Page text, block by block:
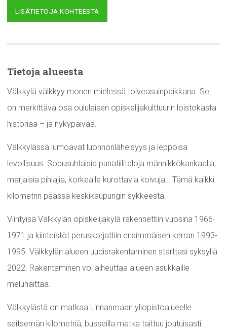
LISÄTIETOJA KOHTEESTA
Tietoja alueesta
Välkkylä välkkyy monen mielessä toiveasuinpaikkana. Se
on merkittävä osa oululaisen opiskelijakulttuurin loistokasta
historiaa – ja nykypäivää.
Välkkylässä lumoavat luonnonläheisyys ja leppoisa
levollisuus. Sopusuhtaisia punatiilitaloja männikkökankaalla,
marjaisia pihlajia, korkealle kurottavia koivuja… Tämä kaikki
kilometrin päässä keskikaupungin sykkeestä.
Viihtyisä Välkkylän opiskelijakylä rakennettiin vuosina 1966-
1971 ja kiinteistöt peruskorjattiin ensimmäisen kerran 1993-
1995. Välkkylän alueen uudisrakentaminen starttasi syksyllä
2022. Rakentaminen voi aiheuttaa alueen asukkaille
meluhaittaa.
Välkkylästä on matkaa Linnanmaan yliopistoalueelle
seitsemän kilometriä, busseilla matka taittuu joutuisasti.